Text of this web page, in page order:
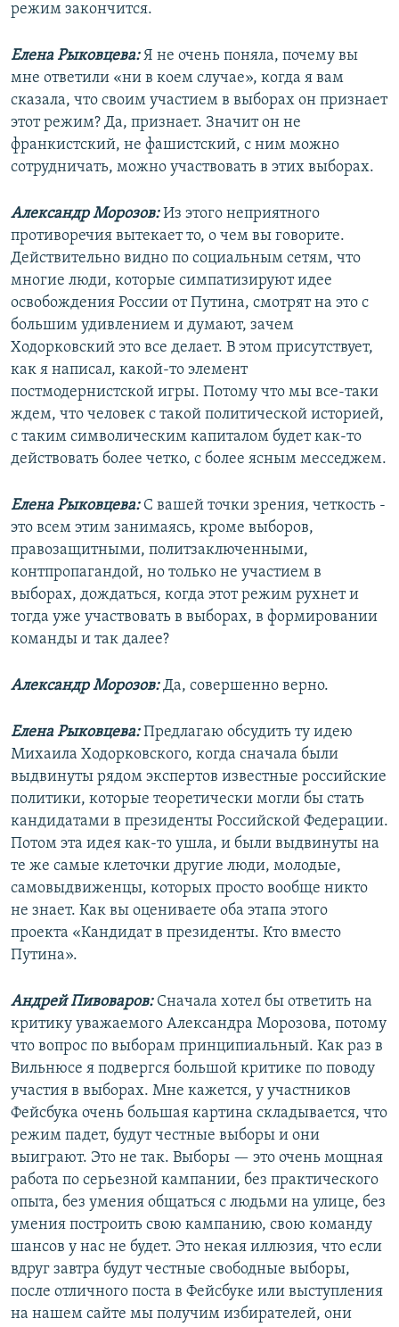
режим закончится.
Елена Рыковцева:Я не очень поняла, почему вы
мне ответили «ни в коем случае», когда я вам
сказала, что своим участием в выборах он признает
этот режим? Да, признает. Значит он не
франкистский, не фашистский, с ним можно
сотрудничать, можно участвовать в этих выборах.
Александр Морозов:Из этого неприятного
противоречия вытекает то, о чем вы говорите.
Действительно видно по социальным сетям, что
многие люди, которые симпатизируют идее
освобождения России от Путина, смотрят на это с
большим удивлением и думают, зачем
Ходорковский это все делает. В этом присутствует,
как я написал, какой-то элемент
постмодернистской игры. Потому что мы все-таки
ждем, что человек с такой политической историей,
с таким символическим капиталом будет как-то
действовать более четко, с более ясным месседжем.
Елена Рыковцева: С вашей точки зрения, четкость -
это всем этим занимаясь, кроме выборов,
правозащитными, политзаключенными,
контпропагандой, но только не участием в
выборах, дождаться, когда этот режим рухнет и
тогда уже участвовать в выборах, в формировании
команды и так далее?
Александр Морозов:Да, совершенно верно.
Елена Рыковцева:Предлагаю обсудить ту идею
Михаила Ходорковского, когда сначала были
выдвинуты рядом экспертов известные российские
политики, которые теоретически могли бы стать
кандидатами в президенты Российской Федерации.
Потом эта идея как-то ушла, и были выдвинуты на
те же самые клеточки другие люди, молодые,
самовыдвиженцы, которых просто вообще никто
не знает. Как вы оцениваете оба этапа этого
проекта «Кандидат в президенты. Кто вместо
Путина».
Андрей Пивоваров: Сначала хотел бы ответить на
критику уважаемого Александра Морозова, потому
что вопрос по выборам принципиальный. Как раз в
Вильнюсе я подвергся большой критике по поводу
участия в выборах. Мне кажется, у участников
Фейсбука очень большая картина складывается, что
режим падет, будут честные выборы и они
выиграют. Это не так. Выборы — это очень мощная
работа по серьезной кампании, без практического
опыта, без умения общаться с людьми на улице, без
умения построить свою кампанию, свою команду
шансов у нас не будет. Это некая иллюзия, что если
вдруг завтра будут честные свободные выборы,
после отличного поста в Фейсбуке или выступления
на нашем сайте мы получим избирателей, они